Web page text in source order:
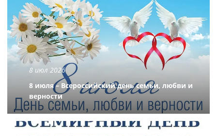
8 июл 2026
8 июля – Всероссийский день семьи, любви и
верности